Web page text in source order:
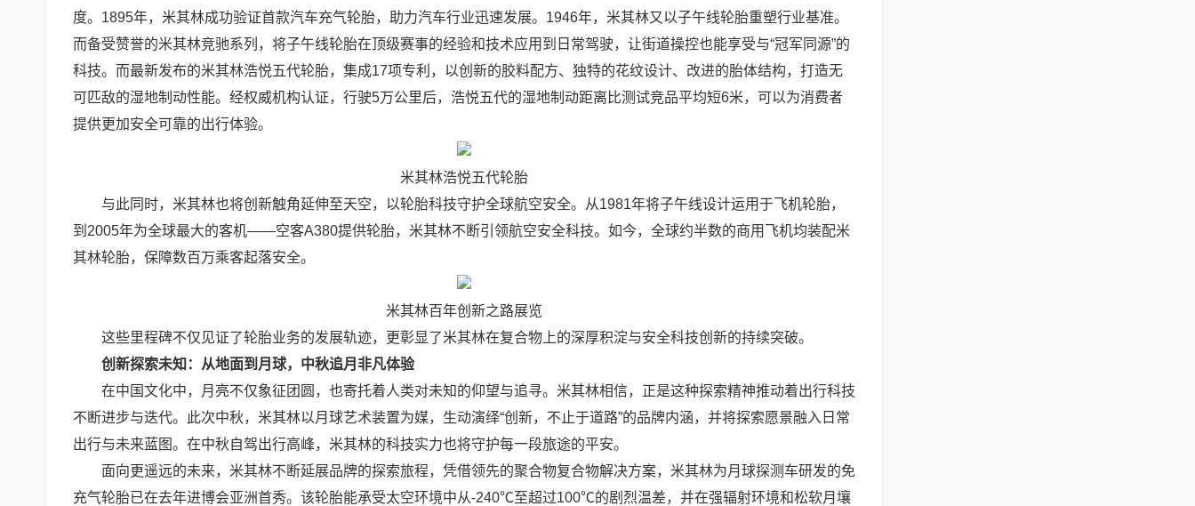
度。1895年，米其林成功验证首款汽车充气轮胎，助力汽车行业迅速发展。1946年，米其林又以子午线轮胎重塑行业基准。
而备受赞誉的米其林竞驰系列，将子午线轮胎在顶级赛事的经验和技术应用到日常驾驶，让街道操控也能享受与“冠军同源”的
科技。而最新发布的米其林浩悦五代轮胎，集成17项专利，以创新的胶料配方、独特的花纹设计、改进的胎体结构，打造无
可匹敌的湿地制动性能。经权威机构认证，行驶5万公里后，浩悦五代的湿地制动距离比测试竞品平均短6米，可以为消费者
提供更加安全可靠的出行体验。
米其林浩悦五代轮胎
与此同时，米其林也将创新触角延伸至天空，以轮胎科技守护全球航空安全。从1981年将子午线设计运用于飞机轮胎，
到2005年为全球最大的客机——空客A380提供轮胎，米其林不断引领航空安全科技。如今，全球约半数的商用飞机均装配米
其林轮胎，保障数百万乘客起落安全。
米其林百年创新之路展览
这些里程碑不仅见证了轮胎业务的发展轨迹，更彰显了米其林在复合物上的深厚积淀与安全科技创新的持续突破。
创新探索未知：从地面到月球，中秋追月非凡体验
在中国文化中，月亮不仅象征团圆，也寄托着人类对未知的仰望与追寻。米其林相信，正是这种探索精神推动着出行科技
不断进步与迭代。此次中秋，米其林以月球艺术装置为媒，生动演绎“创新，不止于道路”的品牌内涵，并将探索愿景融入日常
出行与未来蓝图。在中秋自驾出行高峰，米其林的科技实力也将守护每一段旅途的平安。
面向更遥远的未来，米其林不断延展品牌的探索旅程，凭借领先的聚合物复合物解决方案，米其林为月球探测车研发的免
充气轮胎已在去年进博会亚洲首秀。该轮胎能承受太空环境中从-240℃至超过100℃的剧烈温差，并在强辐射环境和松软月壤